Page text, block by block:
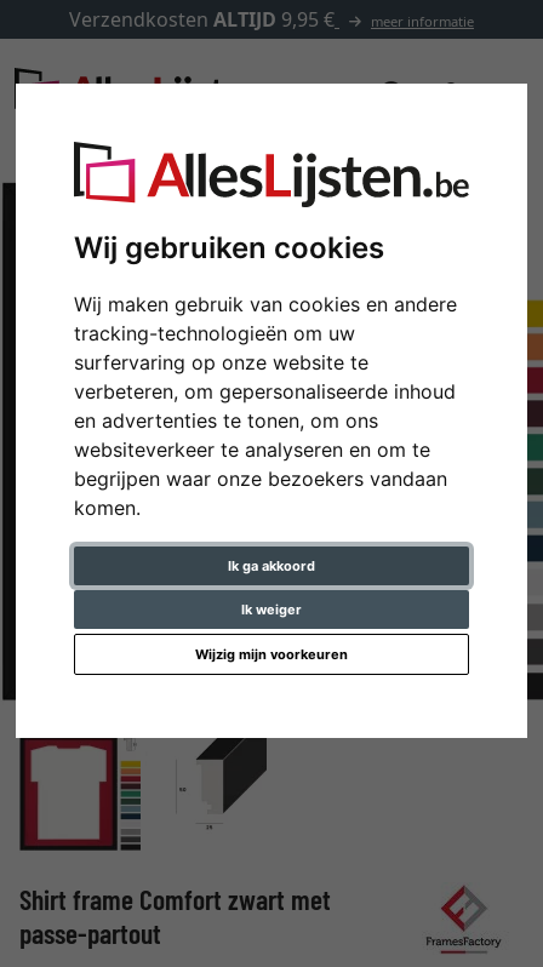
Wij gebruiken cookies
Wij maken gebruik van cookies en andere
tracking-technologieën om uw
surfervaring op onze website te
verbeteren, om gepersonaliseerde inhoud
en advertenties te tonen, om ons
websiteverkeer te analyseren en om te
begrijpen waar onze bezoekers vandaan
komen.
Ik ga akkoord
Ik weiger
Wijzig mijn voorkeuren
Verzendkosten ALTIJD 9,95 € meer informatie
Terug
Shirt frame Comfort zwart met
passe-partout